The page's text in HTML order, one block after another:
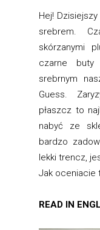
Hej!
srebrem.
skórzanymi
czarne buty
srebrnym
Guess.
płaszcz to
nabyć ze
bardzo
lekki trencz,
Jak oceniacie
READ IN